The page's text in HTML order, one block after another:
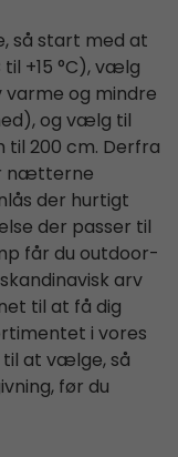
så start med at
+15 °C), vælg
og mindre
og vælg til
til 200 cm. Derfra
nætterne
der hurtigt
der passer til
får du outdoor-
arv
til at få dig
i vores
til at vælge, så
før du